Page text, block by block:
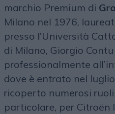
marchio Premium di
Milano nel 1976,
presso l’Università
di Milano, Giorgio
professionalmente
dove è entrato nel
ricoperto numerosi
particolare, per Citroën